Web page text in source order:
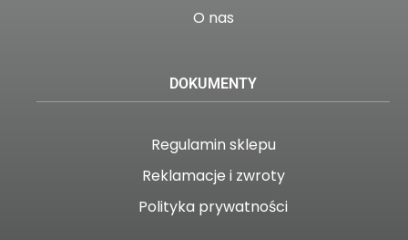
O nas
DOKUMENTY
Regulamin sklepu
Reklamacje i zwroty
Polityka prywatności